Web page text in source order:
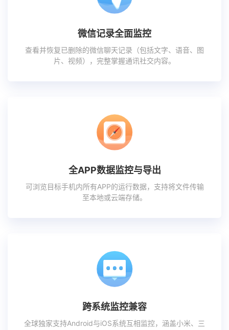
微信记录全面监控
查看并恢复已删除的微信聊天记录（包括文字、语音、图
片、视频），完整掌握通讯社交内容。
全APP数据监控与导出
可浏览目标手机内所有APP的运行数据，支持将文件传输
至本地或云端存储。
跨系统监控兼容
全球独家支持Android与iOS系统互相监控，涵盖小米、三